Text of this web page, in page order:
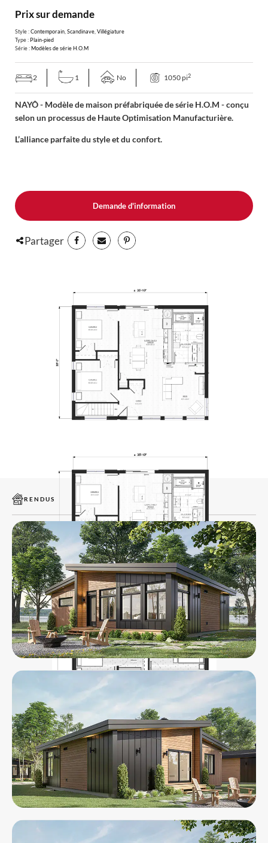
Prix sur demande
Style :Contemporain Scandinave Villégiature
Type :Plain-pied
Série :Modèles de série H.O.M
2 1 No 1050 pi2
NAYÔ - Modèle de maison préfabriquée de série H.O.M - conçu
selon un processus de Haute Optimisation Manufacturière.
L’alliance parfaite du style et du confort.
inspiré du minimalisme scandinave. Disponible en noir ou en
blanc, elle s’intègre harmonieusement à son environnement tout
en affirmant sa personnalité.
À l’intérieur, chaque espace a été pensé pour conjuguer confort
à une porte-patio, idéale pour cuisiner et recevoir.
Le modèle comprend deux chambres avec penderies, une entrée
fonctionnelle avec garde-robe et coin pour banquette, ainsi
qu’une salle de bain complète équipée d’un bain, d’une douche à
l’européenne indépendante, d’une toilette, de mobiliers
suspendus (lavabo et lingerie) pour un entretien facilité, sans
oublier une buanderie intégrée.
Son noyau technique préfabriqués regroupe déjà l’électricité, la
ventilation, la plomberie ainsi que les équipements de la cuisine
services simplement lors de l’installation.
Choisissez la fondation la mieux adaptée à votre terrain :
fondation avec sous-sol traditionnel ou dalle de béton sur sol.
Offrez-vous une maison où design, confort et praticité se
rencontrent pour créer un lieu de vie à la fois moderne et
chaleureux. Découvrez la Nayô par Maisons Laprise.
Ilustrations à titre indicatif seulement. Meubles et décorations
non inclus.
Demande d'information
Partager
RENDUS